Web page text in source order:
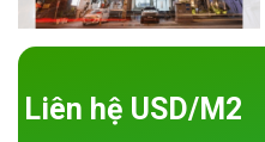
Liên hệ USD/M2